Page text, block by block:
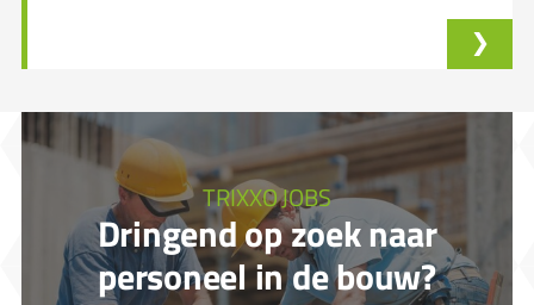
TRIXXO JOBS
Dringend op zoek naar
personeel in de bouw?